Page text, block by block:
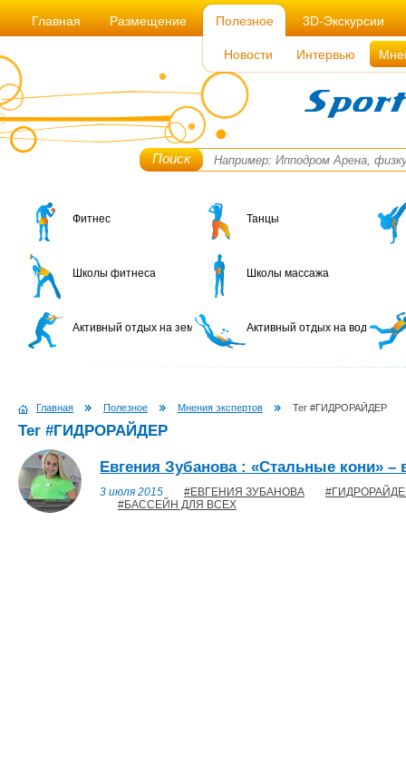
Главная Размещение Полезное
Новости Интервью
3D-Экскурсии
Поиск
Фитнес Танцы
Школы фитнеса Школы массажа
Активный отдых на земле Активный отдых на воде
Главная Полезное Мнения экспертов Тег #ГИДРОРАЙДЕР
Тег #ГИДРОРАЙДЕР
Евгения Зубанова : «Стальные кони» –
3 июля 2015 #ЕВГЕНИЯ ЗУБАНОВА
#БАССЕЙН ДЛЯ ВСЕХ